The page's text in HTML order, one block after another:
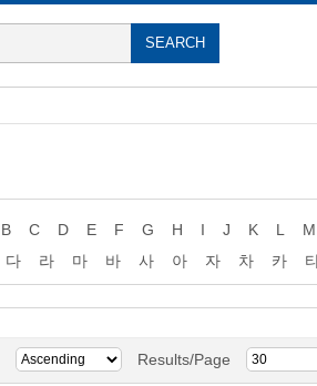
B C D E F G H I J K L M
다 라 마 바 사 아 자 차 카
Results/Page